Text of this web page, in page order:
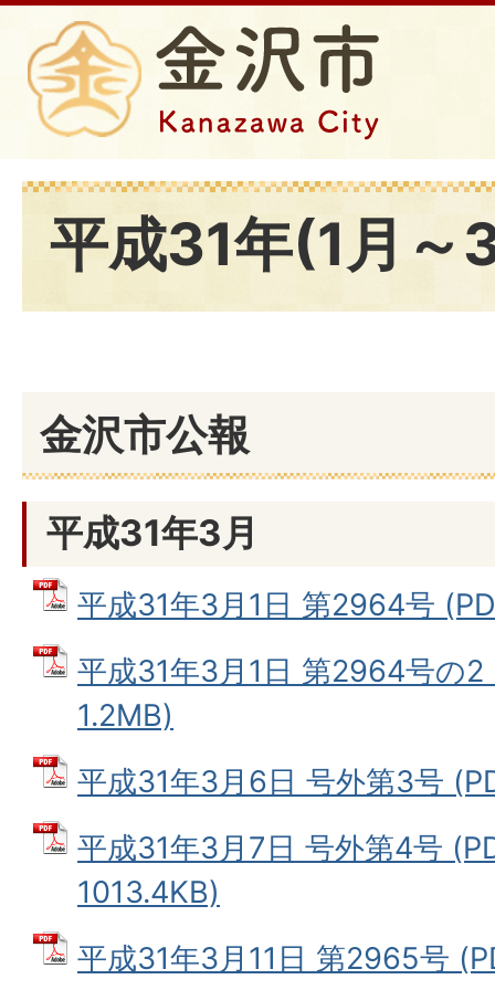
平成31年(1月～
金沢市公報
平成31年3月
平成31年3月1日 第2964号
平成31年3月1日 第2964号の2
1.2MB)
平成31年3月6日 号外第3号
平成31年3月7日 号外第4号
1013.4KB)
平成31年3月11日 第2965号